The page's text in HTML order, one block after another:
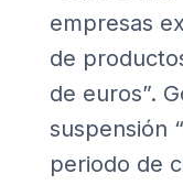
empresas
de
de euros”.
suspensión
periodo de